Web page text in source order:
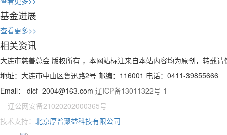
基金进展
查看更多>>
相关资讯
大连市慈善总会 版权所有 ，本网站标注来自本站内容均为原创，转载请
地址：大连市中山区鲁迅路2号 邮编：116001 电话：0411-39855666
Email： dlcf_2004@163.com 辽ICP备13011322号-1
辽公网安备21020202000365号
技术支持： 北京厚普聚益科技有限公司